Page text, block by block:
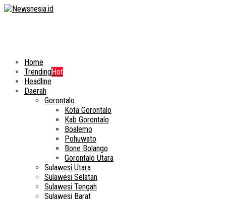
Home
TrendingHot
Headline
Daerah
Gorontalo
Kota Gorontalo
Kab Gorontalo
Boalemo
Pohuwato
Bone Bolango
Gorontalo Utara
Sulawesi Utara
Sulawesi Selatan
Sulawesi Tengah
Sulawesi Barat